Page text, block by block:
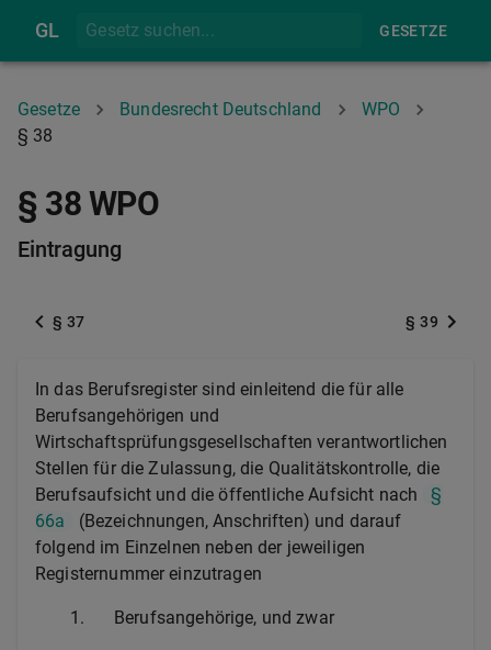
GL GESETZE
Gesetze Bundesrecht Deutschland
WPO
§ 38
§ 38 WPO
Eintragung
§ 37 § 39
In das Berufsregister sind einleitend die für alle
Berufsangehörigen und
Wirtschaftsprüfungsgesellschaften verantwortlichen
Stellen für die Zulassung, die Qualitätskontrolle, die
Berufsaufsicht und die öffentliche Aufsicht nach
§
66a
(Bezeichnungen, Anschriften) und darauf
folgend im Einzelnen neben der jeweiligen
Registernummer einzutragen
1. Berufsangehörige, und zwar